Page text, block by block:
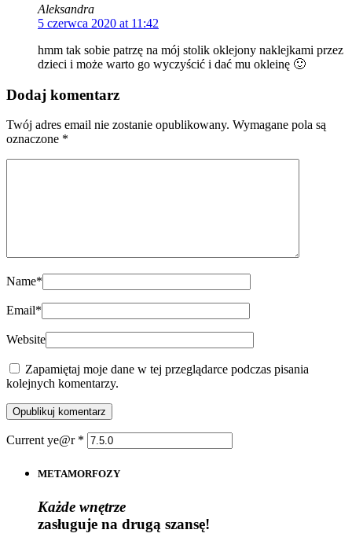
Aleksandra
5 czerwca 2020 at 11:42
hmm tak sobie patrzę na mój stolik oklejony naklejkami przez
dzieci i może warto go wyczyścić i dać mu okleinę 🙂
Dodaj komentarz
Twój adres email nie zostanie opublikowany. Wymagane pola są
oznaczone *
Name*
Email*
Website
Zapamiętaj moje dane w tej przeglądarce podczas pisania
kolejnych komentarzy.
Current ye@r *
METAMORFOZY
Każde wnętrze
zasługuje na drugą szansę!